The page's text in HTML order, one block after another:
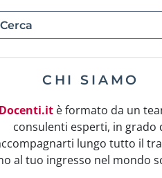
CHI SIAMO
Docenti.it è formato da un
consulenti esperti, in grado
lungo tutto il
al tuo ingresso nel mondo